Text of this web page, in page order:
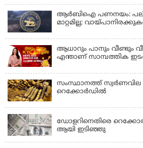
ഇഎംഐ മുടങ്ങിയാല്‍
ആകുമോ?
നിര്‍ദേശങ്ങള്‍
ആർബിഐ പണനയം:
മാറ്റമില്ല;
ആധാറും പാനും വീണ്ടും
എന്താണ് സാമ്പത്തിക
സംസ്ഥാനത്ത്
റെക്കോര്‍ഡില്‍
ഡോളറിനെതിരെ
ആയി ഇടിഞ്ഞു